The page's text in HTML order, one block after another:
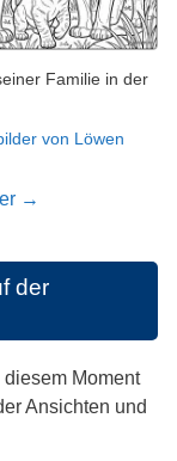
Familie in der
von Löwen
→
der
Moment
Ansichten und